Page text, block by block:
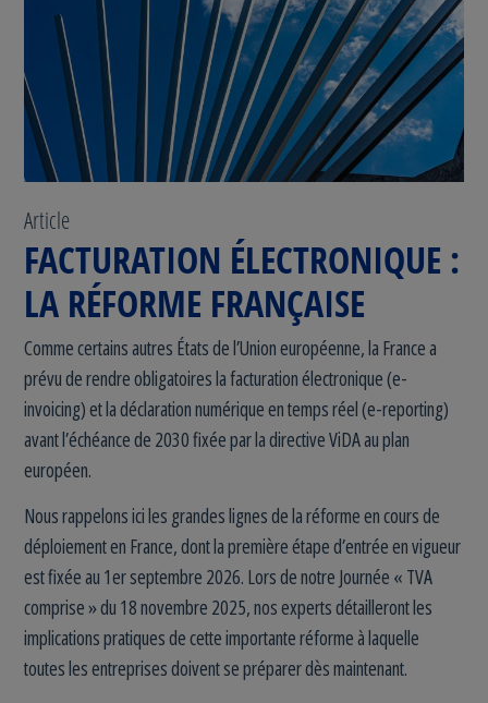
Article
FACTURATION ÉLECTRONIQUE :
LA RÉFORME FRANÇAISE
Comme certains autres États de l’Union européenne, la France a
prévu de rendre obligatoires la facturation électronique (e-
invoicing) et la déclaration numérique en temps réel (e-reporting)
avant l’échéance de 2030 fixée par la directive ViDA au plan
européen.
Nous rappelons ici les grandes lignes de la réforme en cours de
déploiement en France, dont la première étape d’entrée en vigueur
est fixée au 1er septembre 2026. Lors de notre Journée « TVA
comprise » du 18 novembre 2025, nos experts détailleront les
implications pratiques de cette importante réforme à laquelle
toutes les entreprises doivent se préparer dès maintenant.